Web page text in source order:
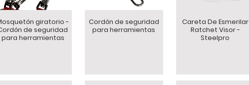
giratorio -
de seguridad
para herramientas
Cordón de seguridad
para herramientas
Careta De Esmerilar
Ratchet Visor -
Steelpro